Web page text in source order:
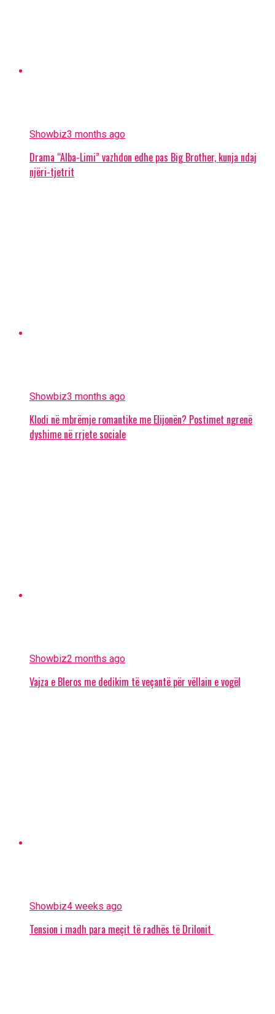
Showbiz3 months ago
Drama “Alba-Limi” vazhdon edhe pas Big Brother, kunja ndaj
njëri-tjetrit
Showbiz3 months ago
Klodi në mbrëmje romantike me Elijonën? Postimet ngrenë
dyshime në rrjete sociale
Showbiz2 months ago
Vajza e Bleros me dedikim të veçantë për vëllain e vogël
Showbiz4 weeks ago
Tension i madh para meçit të radhës të Drilonit